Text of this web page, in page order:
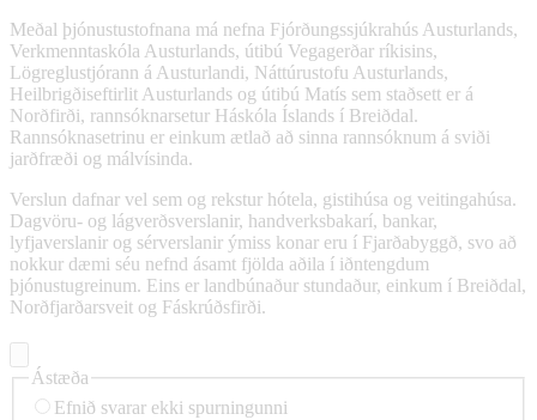
Meðal þjónustustofnana má nefna Fjórðungssjúkrahús Austurlands,
Verkmenntaskóla Austurlands, útibú Vegagerðar ríkisins,
Lögreglustjórann á Austurlandi, Náttúrustofu Austurlands,
Heilbrigðiseftirlit Austurlands og útibú Matís sem staðsett er á
Norðfirði, rannsóknarsetur Háskóla Íslands í Breiðdal.
Rannsóknasetrinu er einkum ætlað að sinna rannsóknum á sviði
jarðfræði og málvísinda.
Verslun dafnar vel sem og rekstur hótela, gistihúsa og veitingahúsa.
Dagvöru- og lágverðsverslanir, handverksbakarí, bankar,
lyfjaverslanir og sérverslanir ýmiss konar eru í Fjarðabyggð, svo að
nokkur dæmi séu nefnd ásamt fjölda aðila í iðntengdum
þjónustugreinum. Eins er landbúnaður stundaður, einkum í Breiðdal,
Norðfjarðarsveit og Fáskrúðsfirði.
Ástæða
Efnið svarar ekki spurningunni